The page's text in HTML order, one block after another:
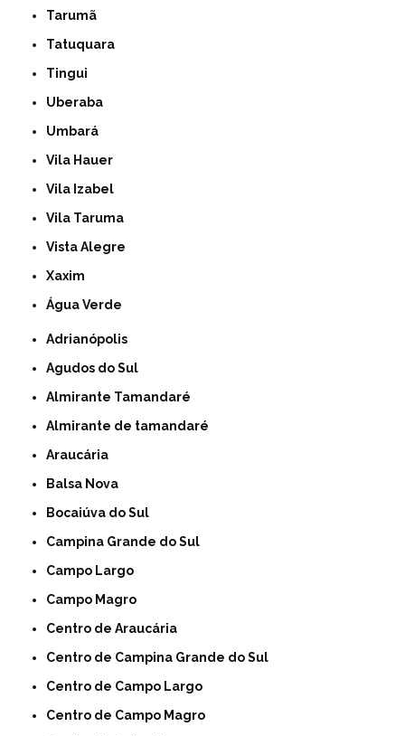
Tarumã
Tatuquara
Tingui
Uberaba
Umbará
Vila Hauer
Vila Izabel
Vila Taruma
Vista Alegre
Xaxim
Água Verde
Adrianópolis
Agudos do Sul
Almirante Tamandaré
Almirante de tamandaré
Araucária
Balsa Nova
Bocaiúva do Sul
Campina Grande do Sul
Campo Largo
Campo Magro
Centro de Araucária
Centro de Campina Grande do Sul
Centro de Campo Largo
Centro de Campo Magro